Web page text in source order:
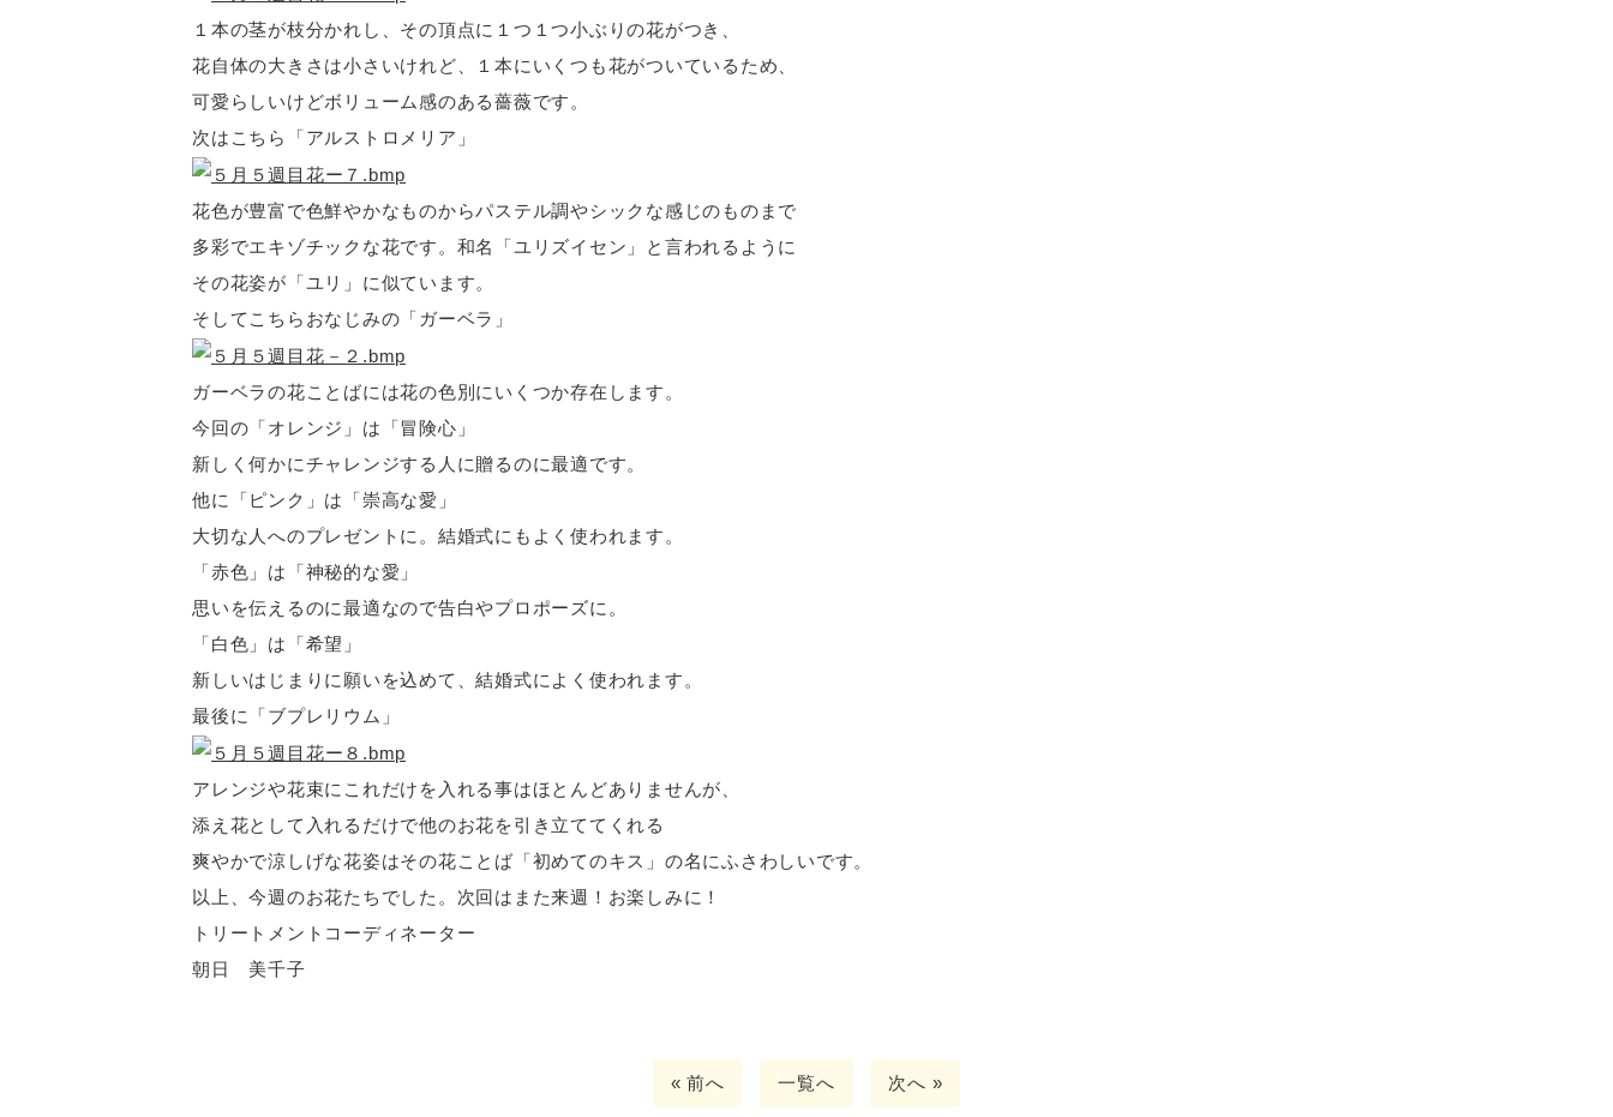
１本の茎が枝分かれし、その頂点に１つ１つ小ぶりの花がつき、
花自体の大きさは小さいけれど、１本にいくつも花がついているため、
可愛らしいけどボリューム感のある薔薇です。
次はこちら「アルストロメリア」
花色が豊富で色鮮やかなものからパステル調やシックな感じのものまで
多彩でエキゾチックな花です。和名「ユリズイセン」と言われるように
その花姿が「ユリ」に似ています。
そしてこちらおなじみの「ガーベラ」
ガーベラの花ことばには花の色別にいくつか存在します。
今回の「オレンジ」は「冒険心」
新しく何かにチャレンジする人に贈るのに最適です。
他に「ピンク」は「崇高な愛」
大切な人へのプレゼントに。結婚式にもよく使われます。
「赤色」は「神秘的な愛」
思いを伝えるのに最適なので告白やプロポーズに。
「白色」は「希望」
新しいはじまりに願いを込めて、結婚式によく使われます。
最後に「ブプレリウム」
アレンジや花束にこれだけを入れる事はほとんどありませんが、
添え花として入れるだけで他のお花を引き立ててくれる
爽やかで涼しげな花姿はその花ことば「初めてのキス」の名にふさわしいです。
以上、今週のお花たちでした。次回はまた来週！お楽しみに！
トリートメントコーディネーター
朝日 美千子
« 前へ 一覧へ 次へ »